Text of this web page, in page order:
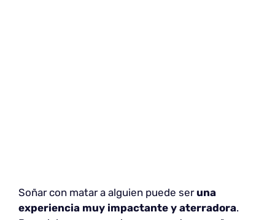
Soñar con matar a alguien puede ser una
experiencia muy impactante y aterradora.